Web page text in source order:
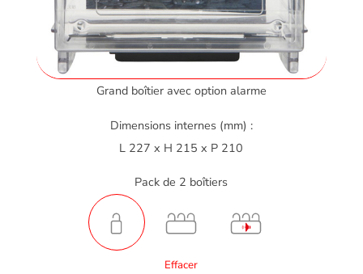
Grand boîtier avec option alarme
Dimensions internes (mm) :
L 227 x H 215 x P 210
Pack de 2 boîtiers
Effacer